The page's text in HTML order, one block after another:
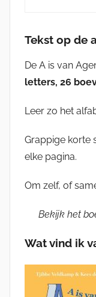
Tekst op de
De A is van
letters, 26
Leer zo het
Grappige korte
elke pagina.
Om zelf, of
Bekijk het
Wat vind ik